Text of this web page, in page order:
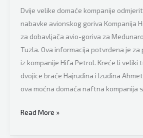
Dvije velike domaće kompanije
nabavke avionskog goriva Kompanija
za dobavljača avio-goriva za
Tuzla. Ova informacija potvrđena je
iz kompanije Hifa Petrol. Kreće li veliki
dvojice braće Hajrudina i Izudina
ova moćna domaća naftna kompanija
Kreće
Read More »